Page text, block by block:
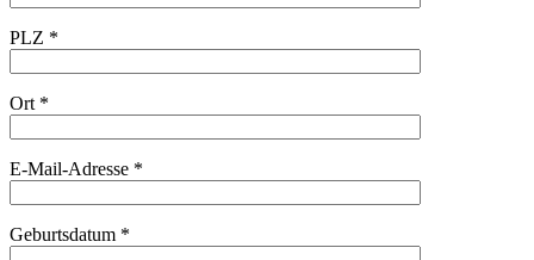
PLZ *
Ort *
E-Mail-Adresse *
Geburtsdatum *